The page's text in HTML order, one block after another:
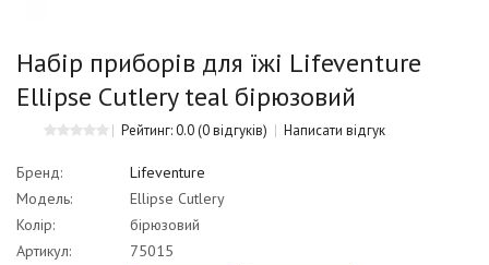
Набір приборів для їжі Lifeventure
Ellipse Cutlery teal бірюзовий
Рейтинг: 0.0(0 відгуків) Написати відгук
Бренд:
Lifeventure
Модель:
Ellipse Cutlery
Колір:
бірюзовий
Артикул:
75015